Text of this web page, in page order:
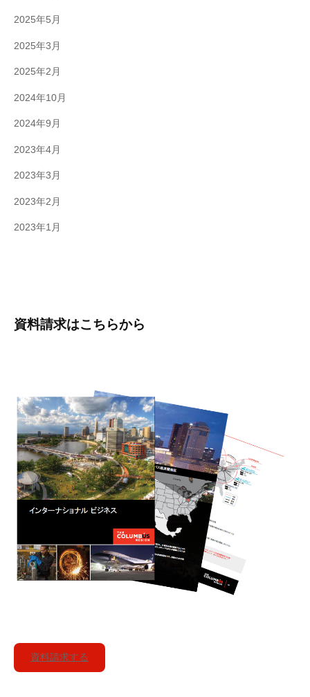
2025年5月
2025年3月
2025年2月
2024年10月
2024年9月
2023年4月
2023年3月
2023年2月
2023年1月
資料請求はこちらから
資料請求する